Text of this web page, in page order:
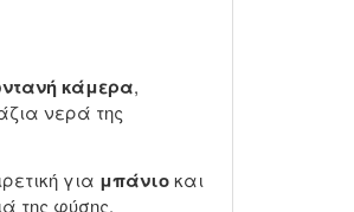
κάμερα,
νερά της
για μπάνιοκαι
της φύσης.